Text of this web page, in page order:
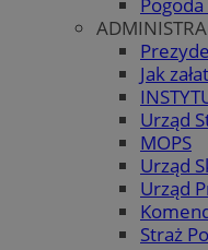
Jak
Urząd
MOPS
Urząd
Urząd
Straż